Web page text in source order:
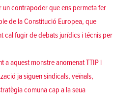
un contrapoder que ens permeta fer
de la Constitució Europea, que
cal fugir de debats jurídics i técnis per
a aquest monstre anomenat TTIP i
ja siguen sindicals, veïnals,
comuna cap a la seua